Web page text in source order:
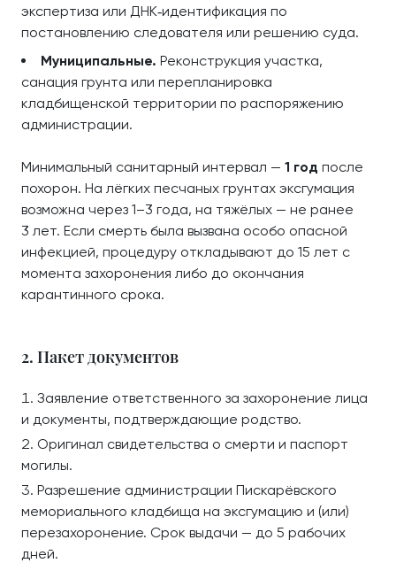
экспертиза или ДНК‑идентификация по
постановлению следователя или решению суда.
Муниципальные. Реконструкция участка,
санация грунта или перепланировка
кладбищенской территории по распоряжению
администрации.
Минимальный санитарный интервал — 1 год после
похорон. На лёгких песчаных грунтах эксгумация
возможна через 1–3 года, на тяжёлых — не ранее
3 лет. Если смерть была вызвана особо опасной
инфекцией, процедуру откладывают до 15 лет с
момента захоронения либо до окончания
карантинного срока.
2. Пакет документов
Заявление ответственного за захоронение лица
и документы, подтверждающие родство.
Оригинал свидетельства о смерти и паспорт
могилы.
Разрешение администрации Пискарёвского
мемориального кладбища на эксгумацию и (или)
перезахоронение. Срок выдачи — до 5 рабочих
дней.